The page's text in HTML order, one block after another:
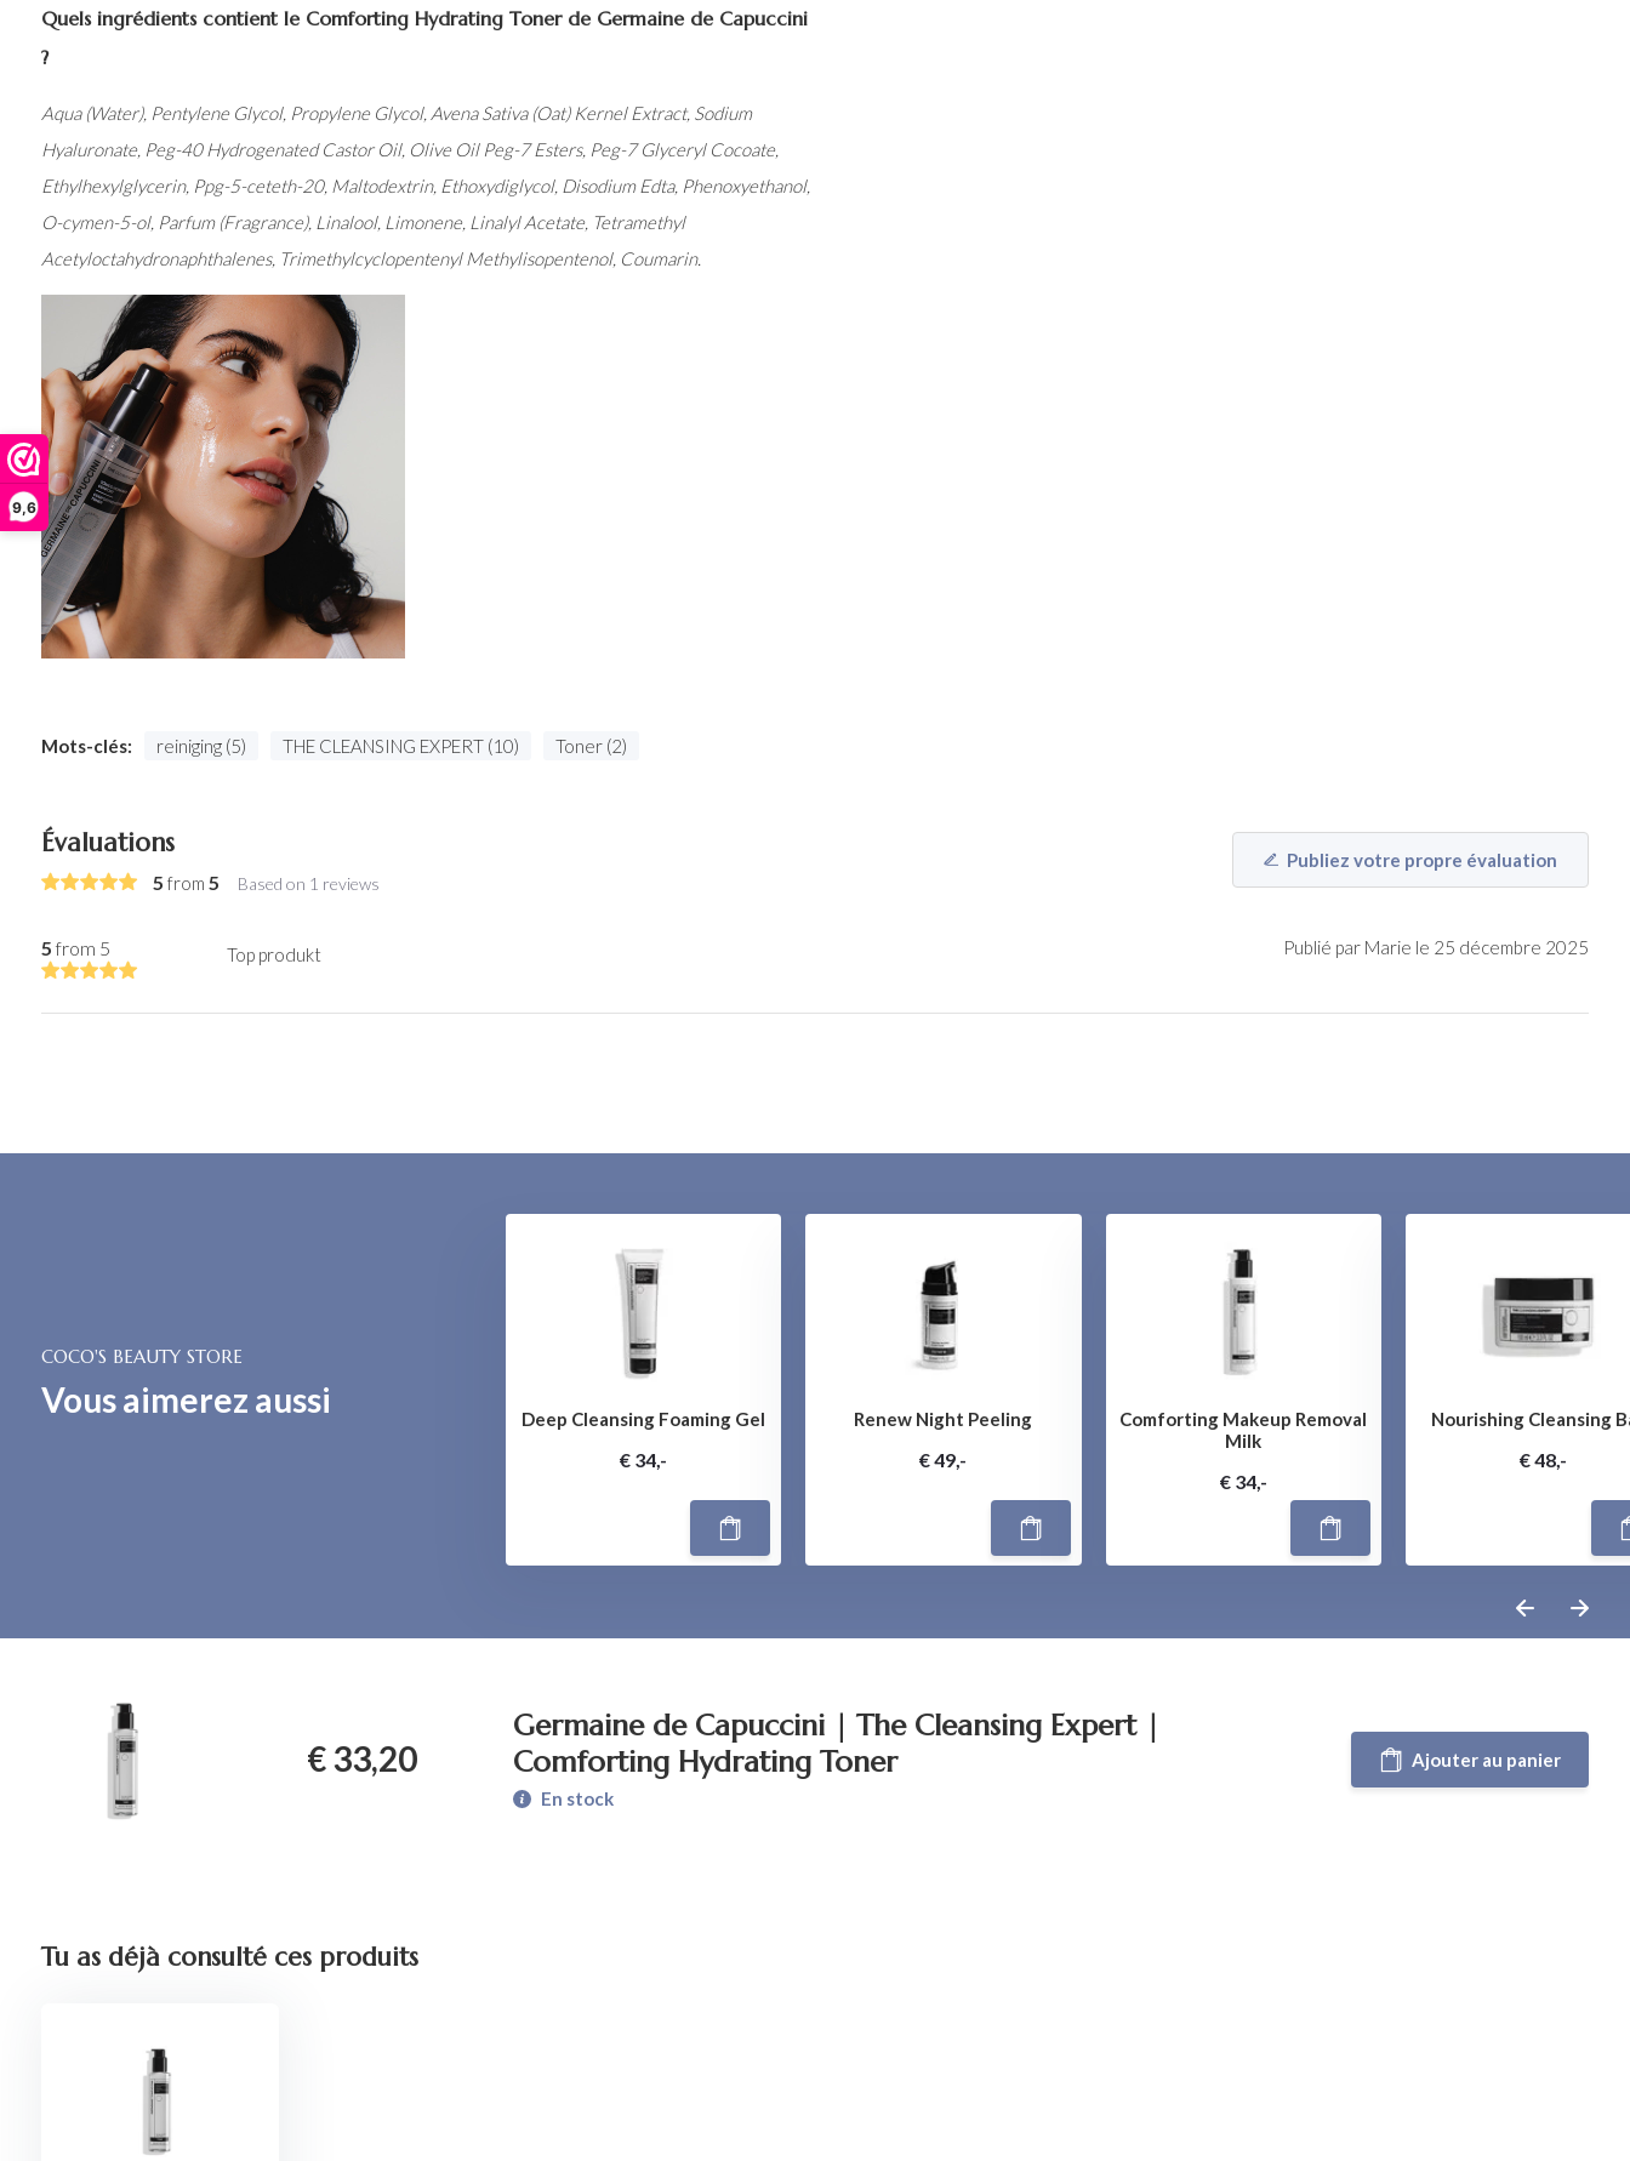
9,6
Quels ingrédients contient le Comforting Hydrating Toner de Germaine de Capuccini
?
Aqua (Water), Pentylene Glycol, Propylene Glycol, Avena Sativa (Oat) Kernel Extract, Sodium
Hyaluronate, Peg-40 Hydrogenated Castor Oil, Olive Oil Peg-7 Esters, Peg-7 Glyceryl Cocoate,
Ethylhexylglycerin, Ppg-5-ceteth-20, Maltodextrin, Ethoxydiglycol, Disodium Edta, Phenoxyethanol,
O-cymen-5-ol, Parfum (Fragrance), Linalool, Limonene, Linalyl Acetate, Tetramethyl
Acetyloctahydronaphthalenes, Trimethylcyclopentenyl Methylisopentenol, Coumarin.
Mots-clés: reiniging (5) THE CLEANSING EXPERT (10) Toner (2)
Évaluations
5 from 5 Based on 1 reviews
Publiez votre propre évaluation
5 from 5 Top produkt Publié par Marie le 25 décembre 2025
COCO'S BEAUTY STORE
Vous aimerez aussi Deep Cleansing Foaming Gel
€ 34,-
Renew Night Peeling
€ 49,-
Comforting Makeup Removal
Milk
€ 34,-
Nourishing Cleansing
€ 48,-
€ 33,20
Germaine de Capuccini | The Cleansing Expert |
Comforting Hydrating Toner
En stock
Ajouter au panier
Tu as déjà consulté ces produits